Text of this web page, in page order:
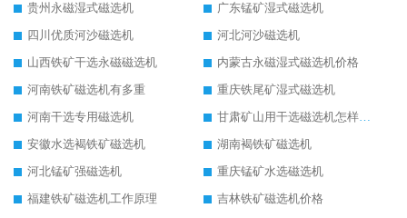
贵州永磁湿式磁选机
广东锰矿湿式磁选机
四川优质河沙磁选机
河北河沙磁选机
山西铁矿干选永磁磁选机
内蒙古永磁湿式磁选机价格
河南铁矿磁选机有多重
重庆铁尾矿湿式磁选机
河南干选专用磁选机
甘肃矿山用干选磁选机怎样调磁
安徽水选褐铁矿磁选机
湖南褐铁矿磁选机
河北锰矿强磁选机
重庆锰矿水选磁选机
福建铁矿磁选机工作原理
吉林铁矿磁选机价格